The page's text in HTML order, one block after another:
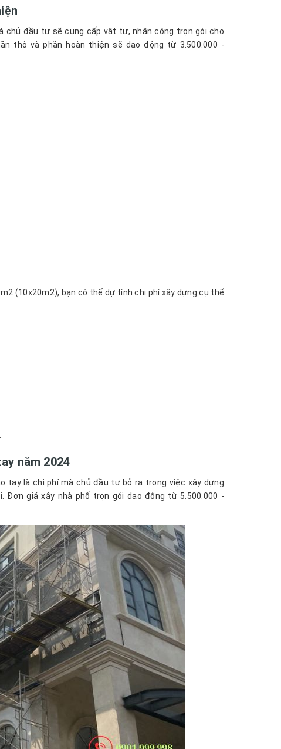
chủ đầu tư sẽ cung cấp vật tư, nhân công trọn gói cho
thô và phần hoàn thiện sẽ dao động từ 3.500.000 -
(10x20m2), bạn có thể dự tính chi phí xây dựng cụ thể
năm 2024
tay là chi phí mà chủ đầu tư bỏ ra trong việc xây dựng
giá xây nhà phố trọn gói dao động từ 5.500.000 -